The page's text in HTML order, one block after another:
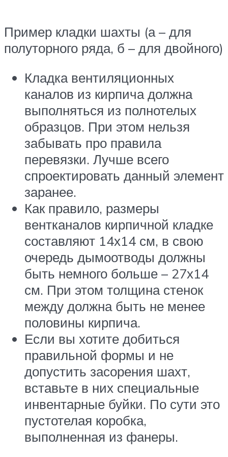
Пример кладки шахты (а – для
полуторного ряда, б – для двойного)
Кладка вентиляционных
каналов из кирпича должна
выполняться из полнотелых
образцов. При этом нельзя
забывать про правила
перевязки. Лучше всего
спроектировать данный элемент
заранее.
Как правило, размеры
вентканалов кирпичной кладке
составляют 14х14 см, в свою
очередь дымоотводы должны
быть немного больше – 27х14
см. При этом толщина стенок
между должна быть не менее
половины кирпича.
Если вы хотите добиться
правильной формы и не
допустить засорения шахт,
вставьте в них специальные
инвентарные буйки. По сути это
пустотелая коробка,
выполненная из фанеры.